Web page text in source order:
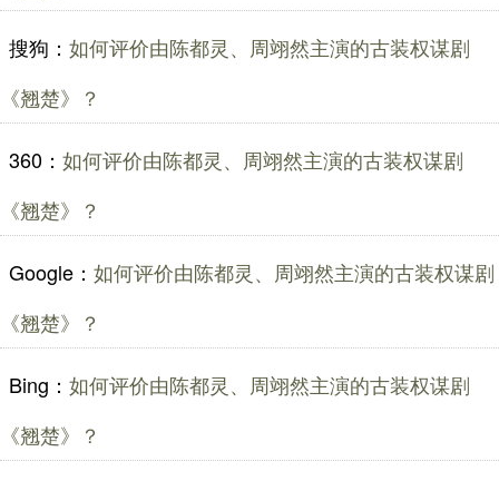
搜狗： 如何评价由陈都灵、周翊然主演的古装权谋剧
《翘楚》？
360： 如何评价由陈都灵、周翊然主演的古装权谋剧
《翘楚》？
Google： 如何评价由陈都灵、周翊然主演的古装权谋剧
《翘楚》？
Bing： 如何评价由陈都灵、周翊然主演的古装权谋剧
《翘楚》？